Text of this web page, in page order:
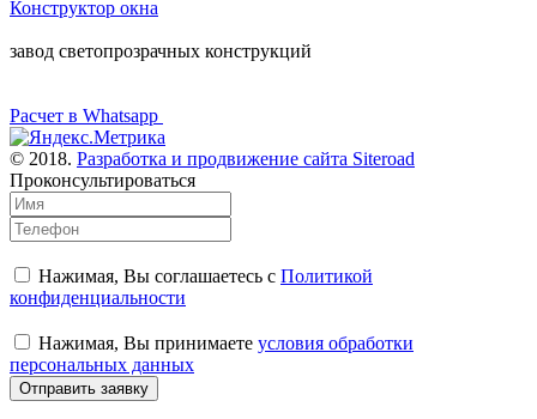
Конструктор окна
завод светопрозрачных конструкций
Расчет в Whatsapp
© 2018. Разработка и продвижение сайта Siteroad
Проконсультироваться
Нажимая, Вы соглашаетесь с Политикой
конфиденциальности
Нажимая, Вы принимаете условия обработки
персональных данных
Отправить заявку